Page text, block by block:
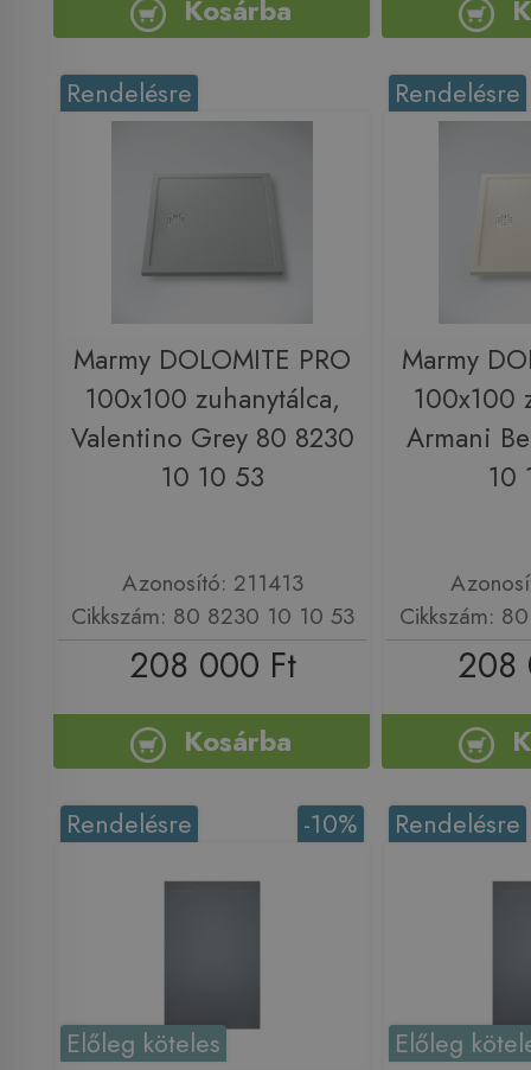
Kosárba
Rendelésre
Marmy DOLOMITE PRO
100x100 zuhanytálca,
Valentino Grey 80 8230
10 10 53
Azonosító: 211413
Cikkszám: 80 8230 10 10 53
208 000 Ft
Kosárba
Rendelésre
Marmy
100x100
Armani
10
Cikkszám:
208
-10%
Rendelésre
Előleg köteles
Rendelésre
Előleg